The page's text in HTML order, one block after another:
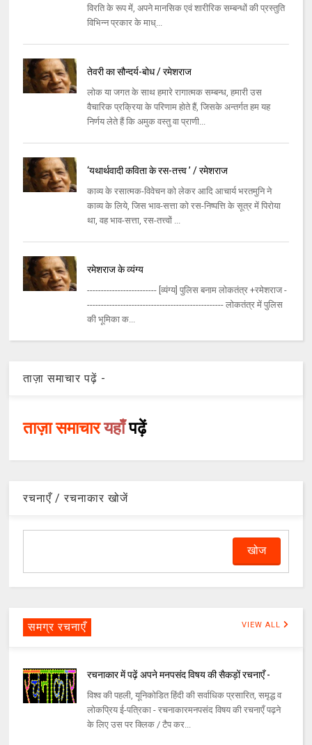
विरति के रूप में, अपने मानसिक एवं शारीरिक सम्बन्धों की प्रस्तुति
विभिन्न प्रकार के माध्...
तेवरी का सौन्दर्य-बोध / रमेशराज
लोक या जगत के साथ हमारे रागात्मक सम्बन्ध, हमारी उस
वैचारिक प्रक्रिया के परिणाम होते हैं, जिसके अन्तर्गत हम यह
निर्णय लेते हैं कि अमुक वस्तु वा प्राणी...
‘यथार्थवादी कविता के रस-तत्त्व ’ / रमेशराज
काव्य के रसात्मक-विवेचन को लेकर आदि आचार्य भरतमुनि ने
काव्य के लिये, जिस भाव-सत्ता को रस-निष्पत्ति के सूत्र में पिरोया
था, वह भाव-सत्ता, रस-तत्त्वों ...
रमेशराज के व्यंग्य
------------------------- [व्यंग्य] पुलिस बनाम लोकतंत्र +रमेशराज -
------------------------------------------------- लोकतंत्र में पुलिस
की भूमिका क...
ताज़ा समाचार पढ़ें -
ताज़ा समाचारयहाँपढ़ें
रचनाएँ / रचनाकार खोजें
समग्र रचनाएँ VIEW ALL
रचनाकार में पढ़ें अपने मनपसंद विषय की सैकड़ों रचनाएँ -
विश्व की पहली, यूनिकोडित हिंदी की सर्वाधिक प्रसारित, समृद्ध व
लोकप्रिय ई-पत्रिका - रचनाकारमनपसंद विषय की रचनाएँ पढ़ने
के लिए उस पर क्लिक / टैप कर...